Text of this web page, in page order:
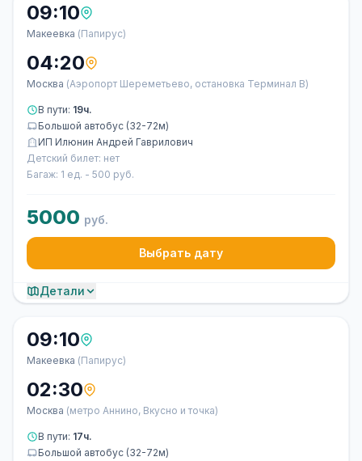
09:10
Макеевка (Папирус)
04:20
Москва (Аэропорт Шереметьево, остановка Терминал В)
В пути: 19ч.
Большой автобус (32-72м)
ИП Илюнин Андрей Гаврилович
Детский билет: нет
Багаж: 1 ед. - 500 руб.
5000 руб.
Выбрать дату
Детали
09:10
Макеевка (Папирус)
02:30
Москва (метро Аннино, Вкусно и точка)
В пути: 17ч.
Большой автобус (32-72м)